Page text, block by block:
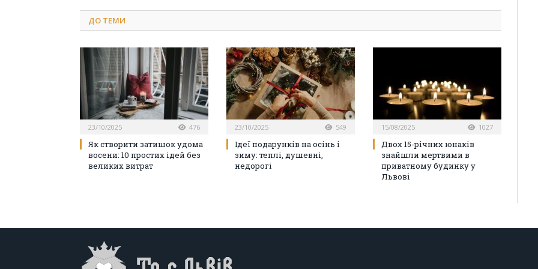
ДО ТЕМИ
23/10/2025 476
Як створити затишок удома
восени: 10 простих ідей без
великих витрат
23/10/2025 549
Ідеї подарунків на осінь і
зиму: теплі, душевні,
недорогі
15/08/2025 1027
Двох 15-річних юнаків
знайшли мертвими в
приватному будинку у
Львові